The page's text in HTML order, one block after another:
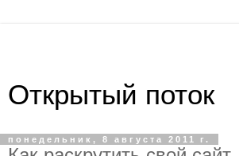
Открытый поток
понедельник, 8 августа 2011 г.